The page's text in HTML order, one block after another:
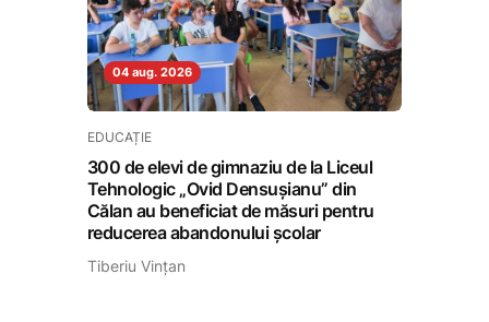
04 aug. 2026
EDUCAȚIE
300 de elevi de gimnaziu de la Liceul
Tehnologic „Ovid Densușianu” din
Călan au beneficiat de măsuri pentru
reducerea abandonului școlar
Tiberiu Vințan